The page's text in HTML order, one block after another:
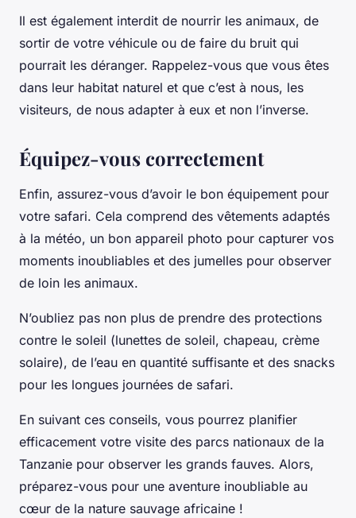
Il est également interdit de nourrir les animaux, de
sortir de votre véhicule ou de faire du bruit qui
pourrait les déranger. Rappelez-vous que vous êtes
dans leur habitat naturel et que c’est à nous, les
visiteurs, de nous adapter à eux et non l’inverse.
Équipez-vous correctement
Enfin, assurez-vous d’avoir le bon équipement pour
votre safari. Cela comprend des vêtements adaptés
à la météo, un bon appareil photo pour capturer vos
moments inoubliables et des jumelles pour observer
de loin les animaux.
N’oubliez pas non plus de prendre des protections
contre le soleil (lunettes de soleil, chapeau, crème
solaire), de l’eau en quantité suffisante et des snacks
pour les longues journées de safari.
En suivant ces conseils, vous pourrez planifier
efficacement votre visite des parcs nationaux de la
Tanzanie pour observer les grands fauves. Alors,
préparez-vous pour une aventure inoubliable au
cœur de la nature sauvage africaine !